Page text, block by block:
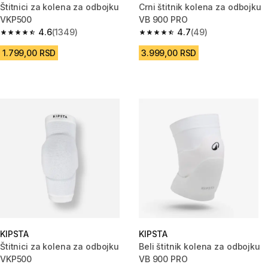
Štitnici za kolena za odbojku
VKP500
4.6
4.6 od 5 zvezdica from 1349 Recenzije
(1349)
1.799,00 RSD
Crni štitnik kolena za odbojku
VB 900 PRO
4.7
4.7 od 5 zvezdica from 49
(49)
3.999,00 RSD
KIPSTA
Štitnici za kolena za odbojku
VKP500
KIPSTA
Beli štitnik kolena za odbojku
VB 900 PRO